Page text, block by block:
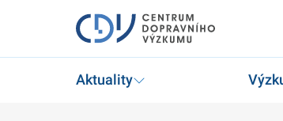
Aktuality